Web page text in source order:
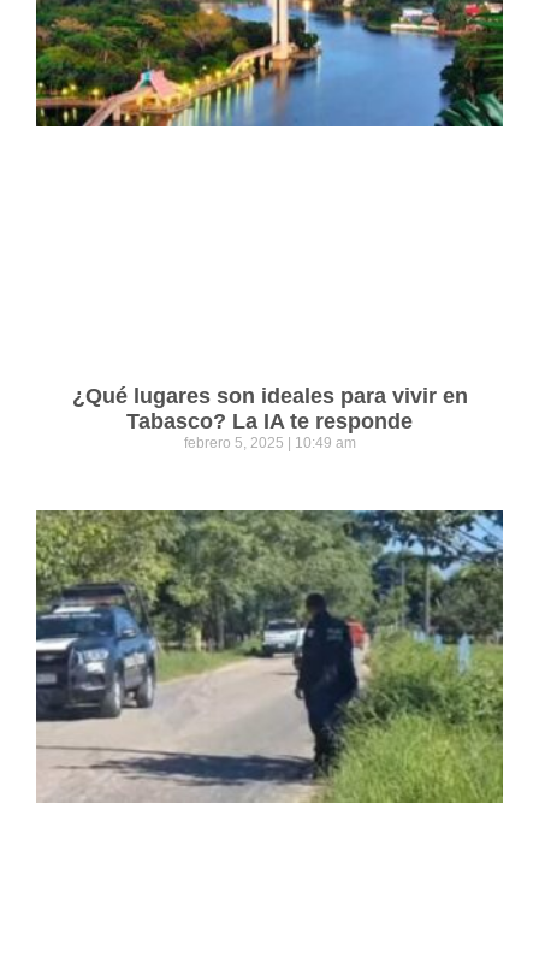
¿Qué lugares son ideales para vivir en
Tabasco? La IA te responde
febrero 5, 2025 10:49 am